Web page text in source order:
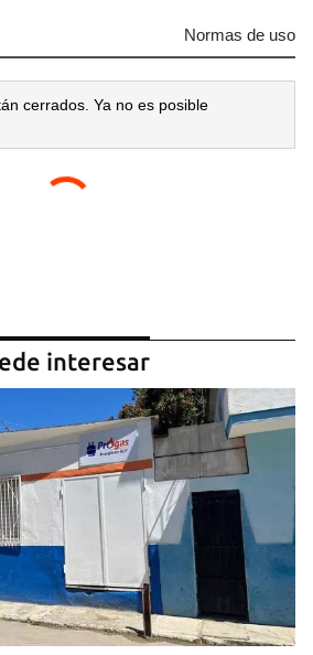
Normas de uso
cerrados. Ya no es posible
interesar